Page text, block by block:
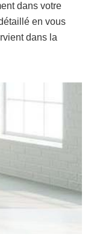
dans votre
en vous
dans la